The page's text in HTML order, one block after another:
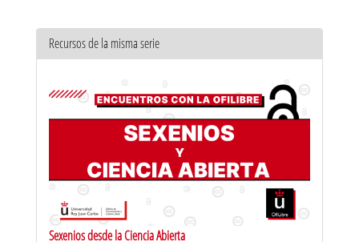
Recursos de la misma serie
Sexenios desde la Ciencia Abierta